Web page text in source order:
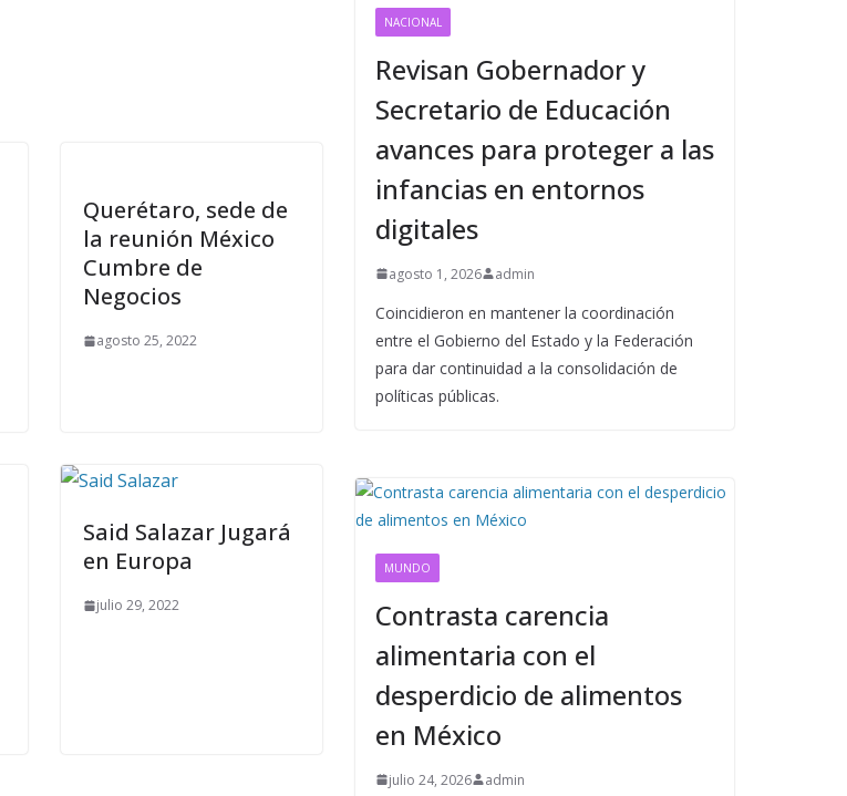
Querétaro, sede de
la reunión México
Cumbre de
Negocios
agosto 25, 2022
Said Salazar Jugará
en Europa
julio 29, 2022
NACIONAL
Revisan Gobernador y
Secretario de Educación
avances para proteger a las
infancias en entornos
digitales
agosto 1, 2026 admin
Coincidieron en mantener la coordinación
entre el Gobierno del Estado y la Federación
para dar continuidad a la consolidación de
políticas públicas.
MUNDO
Contrasta carencia
alimentaria con el
desperdicio de alimentos
en México
julio 24, 2026 admin